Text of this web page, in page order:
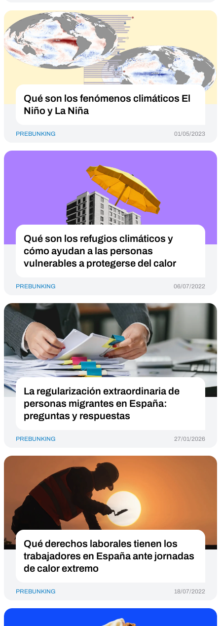
Qué son los fenómenos climáticos El
Niño y La Niña
PREBUNKING 01/05/2023
Qué son los refugios climáticos y
cómo ayudan a las personas
vulnerables a protegerse del calor
PREBUNKING 06/07/2022
La regularización extraordinaria de
personas migrantes en España:
preguntas y respuestas
PREBUNKING 27/01/2026
Qué derechos laborales tienen los
trabajadores en España ante jornadas
de calor extremo
PREBUNKING 18/07/2022